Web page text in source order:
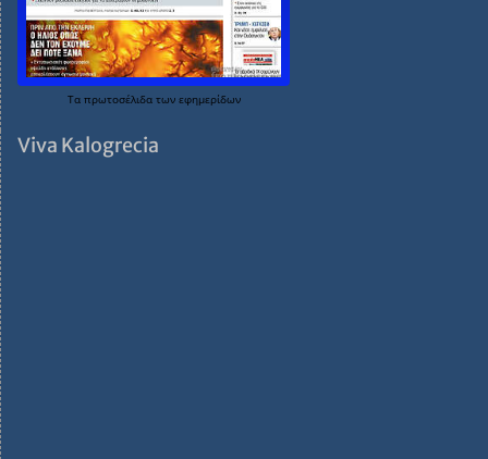
Τα πρωτοσέλιδα των εφημερίδων
Viva Kalogrecia